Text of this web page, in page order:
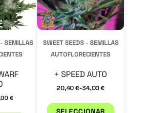
SEMILLAS
€
Las
opciones
se
pueden
página
SWEET SEEDS - SEMILLAS
AUTOFLORECIENTES
+ SPEED AUTO
20,40€-34,00€
SELECCIONAR
Las
se
página